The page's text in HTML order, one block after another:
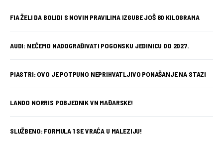
FIA ŽELI DA BOLIDI S NOVIM PRAVILIMA IZGUBE JOŠ 80 KILOGRAMA
AUDI: NEĆEMO NADOGRAĐIVATI POGONSKU JEDINICU DO 2027.
PIASTRI: OVO JE POTPUNO NEPRIHVATLJIVO PONAŠANJE NA STAZI
LANDO NORRIS POBJEDNIK VN MAĐARSKE!
SLUŽBENO: FORMULA 1 SE VRAĆA U MALEZIJU!